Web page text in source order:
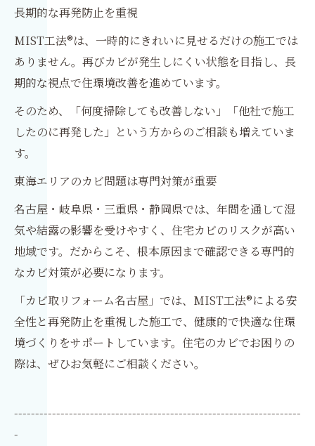
長期的な再発防止を重視
MIST工法®は、一時的にきれいに見せるだけの施工では
ありません。再びカビが発生しにくい状態を目指し、長
期的な視点で住環境改善を進めています。
そのため、「何度掃除しても改善しない」「他社で施工
したのに再発した」という方からのご相談も増えていま
す。
東海エリアのカビ問題は専門対策が重要
名古屋・岐阜県・三重県・静岡県では、年間を通して湿
気や結露の影響を受けやすく、住宅カビのリスクが高い
地域です。だからこそ、根本原因まで確認できる専門的
なカビ対策が必要になります。
「カビ取リフォーム名古屋」では、MIST工法®による安
全性と再発防止を重視した施工で、健康的で快適な住環
境づくりをサポートしています。住宅のカビでお困りの
際は、ぜひお気軽にご相談ください。
--------------------------------------------------------------------
-